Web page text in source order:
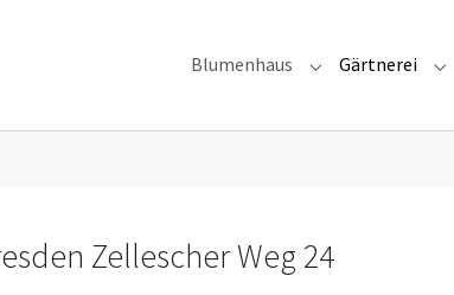
Blumenhaus Submenu for
Gärtnerei
Zellescher Weg 24